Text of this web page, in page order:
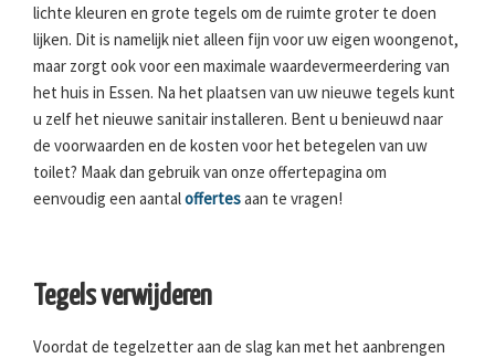
lichte kleuren en grote tegels om de ruimte groter te doen
lijken. Dit is namelijk niet alleen fijn voor uw eigen woongenot,
maar zorgt ook voor een maximale waardevermeerdering van
het huis in Essen. Na het plaatsen van uw nieuwe tegels kunt
u zelf het nieuwe sanitair installeren. Bent u benieuwd naar
de voorwaarden en de kosten voor het betegelen van uw
toilet? Maak dan gebruik van onze offertepagina om
eenvoudig een aantaloffertesaan te vragen!
Tegels verwijderen
Voordat de tegelzetter aan de slag kan met het aanbrengen